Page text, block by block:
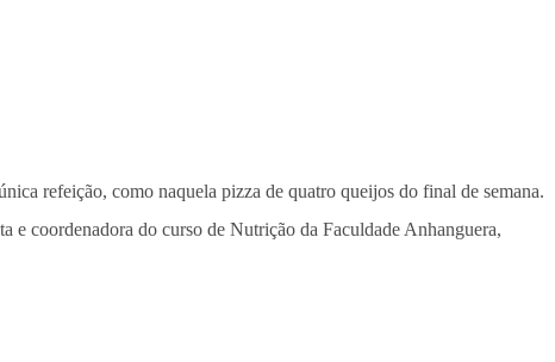
refeição, como naquela pizza de quatro queijos do final de semana.
e coordenadora do curso de Nutrição da Faculdade Anhanguera,